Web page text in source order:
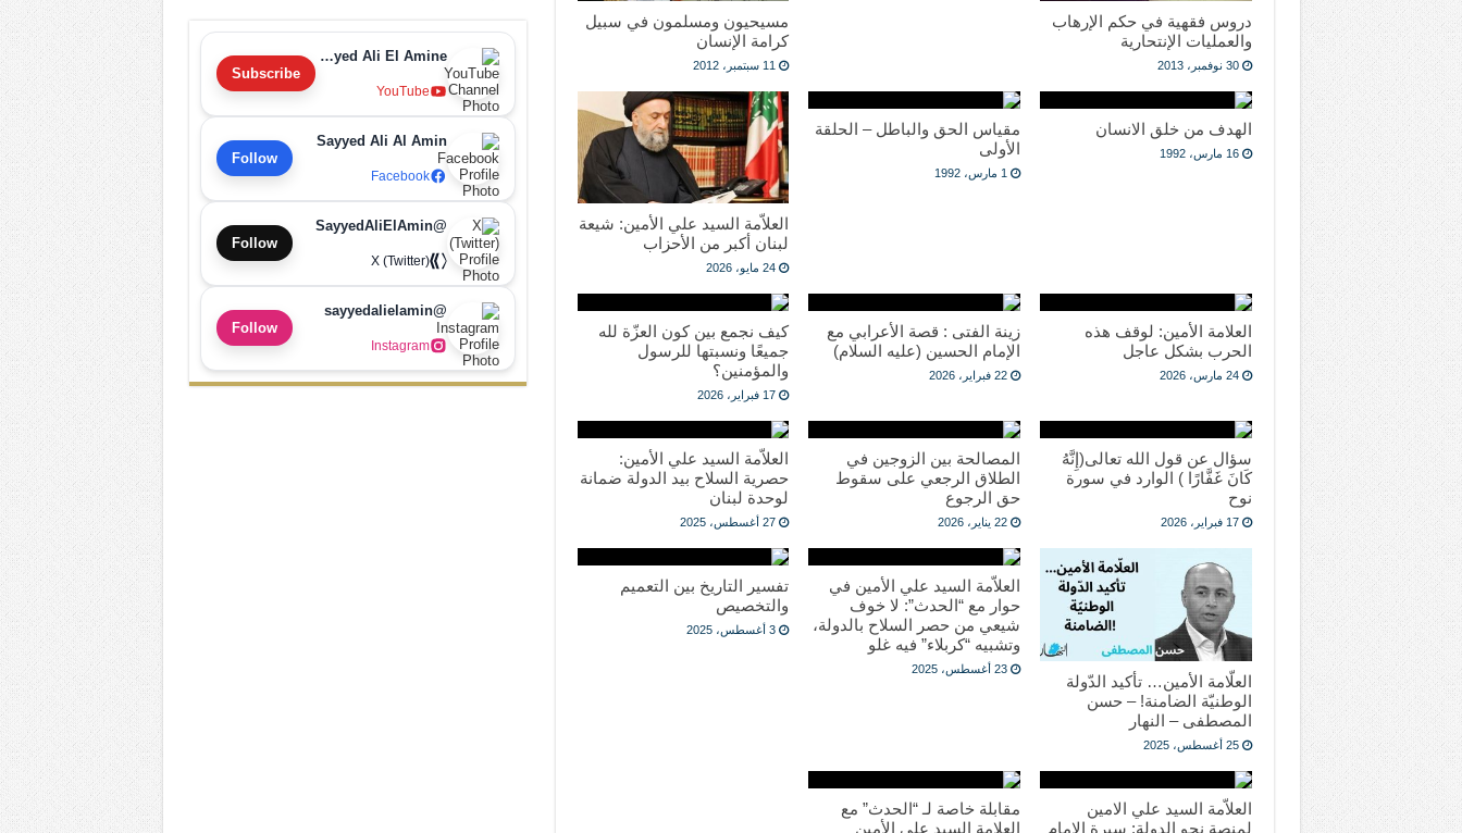
دروس فقهية في حكم الإرهاب
والعمليات الإنتحارية
30 نوفمبر، 2013
مسيحيون ومسلمون في سبيل
كرامة الإنسان
11 سبتمبر، 2012
الهدف من خلق الانسان
16 مارس، 1992
مقياس الحق والباطل – الحلقة
الأولى
1 مارس، 1992
العلاّمة السيد علي الأمين: شيعة
لبنان أكبر من الأحزاب
24 مايو، 2026
العلامة الأمين: لوقف هذه
الحرب بشكل عاجل
24 مارس، 2026
زينة الفتى : قصة الأعرابي مع
الإمام الحسين (عليه السلام)
22 فبراير، 2026
كيف نجمع بين كون العزّة لله
جميعًا ونسبتها للرسول
والمؤمنين؟
17 فبراير، 2026
سؤال عن قول الله تعالى(إِنَّهُ
كَانَ غَفَّارًا ) الوارد في سورة
نوح
17 فبراير، 2026
المصالحة بين الزوجين في
الطلاق الرجعي على سقوط
حق الرجوع
22 يناير، 2026
العلاّمة السيد علي الأمين:
حصرية السلاح بيد الدولة ضمانة
لوحدة لبنان
27 أغسطس، 2025
العلّامة الأمين… تأكيد الدّولة
الوطنيّة الضامنة! – حسن
المصطفى – النهار
25 أغسطس، 2025
العلاّمة السيد علي الأمين في
حوار مع “الحدث”: لا خوف
شيعي من حصر السلاح بالدولة،
وتشبيه “كربلاء” فيه غلو
23 أغسطس، 2025
تفسير التاريخ بين التعميم
والتخصيص
3 أغسطس، 2025
العلاّمة السيد علي الامين
لمنصة نحو الدولة: سيرة الامام
مقابلة خاصة لـ “الحدث” مع
العلامة السيد علي الأمين
Sayyed Ali El Amine
YouTube
Subscribe
Sayyed Ali Al Amin
Facebook
Follow
@SayyedAliElAmin
X (Twitter)
Follow
@sayyedalielamin
Instagram
Follow